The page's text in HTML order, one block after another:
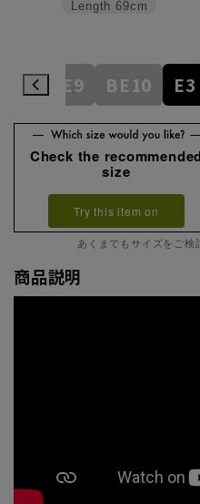
Length 69cm
BE9 BE10 E3
Check the recommended
size
Try this item on
あくまでもサイズをご検
商品説明